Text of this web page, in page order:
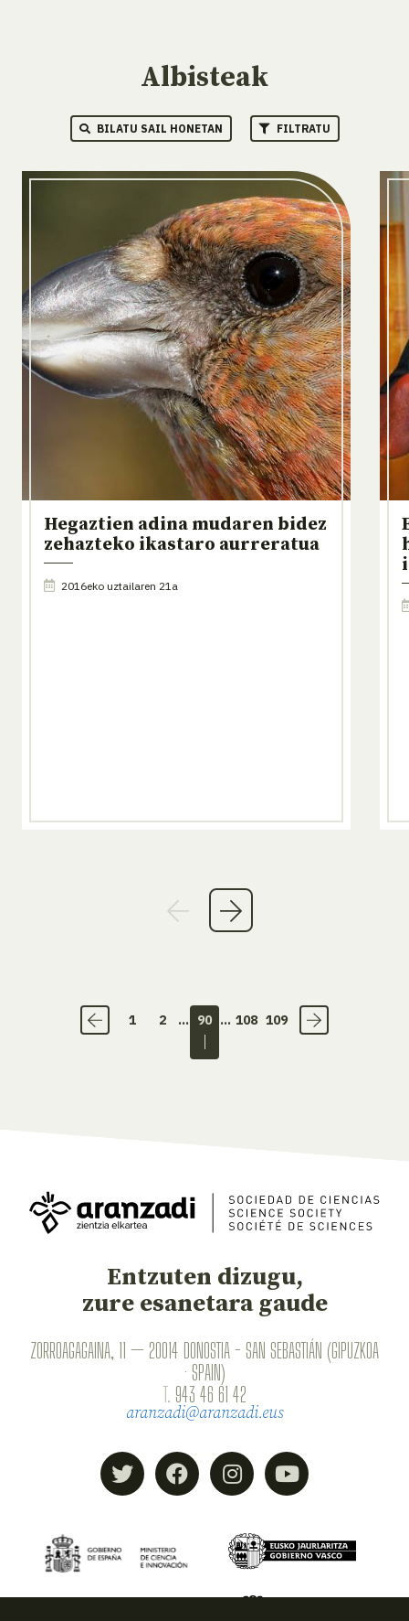
Albisteak
BILATU SAIL HONETAN FILTRATU
Hegaztien adina mudaren bidez
zehazteko ikastaro aurreratua
2016eko uztailaren 21a
1 2 ... 90 ... 108 109
Entzuten dizugu,
zure esanetara gaude
ZORROAGAGAINA, 11 — 20014 DONOSTIA - SAN SEBASTIÁN (GIPUZKOA
· SPAIN)
T. 943 46 61 42
aranzadi@aranzadi.eus